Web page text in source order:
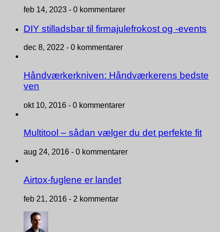
feb 14, 2023 - 0 kommentarer
DIY stilladsbar til firmajulefrokost og -events
dec 8, 2022 - 0 kommentarer
Håndværkerkniven: Håndværkerens bedste
ven
okt 10, 2016 - 0 kommentarer
Multitool – sådan vælger du det perfekte fit
aug 24, 2016 - 0 kommentarer
Airtox-fuglene er landet
feb 21, 2016 - 2 kommentar